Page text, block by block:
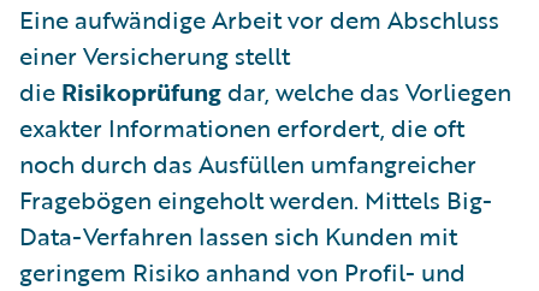
Eine aufwändige Arbeit vor dem Abschluss
einer Versicherung stellt
die Risikoprüfung dar, welche das Vorliegen
exakter Informationen erfordert, die oft
noch durch das Ausfüllen umfangreicher
Fragebögen eingeholt werden. Mittels Big-
Data-Verfahren lassen sich Kunden mit
geringem Risiko anhand von Profil- und